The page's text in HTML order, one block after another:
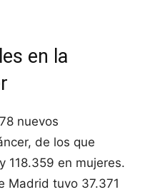
en la
nuevos
de los que
118.359 en mujeres.
Madrid tuvo 37.371